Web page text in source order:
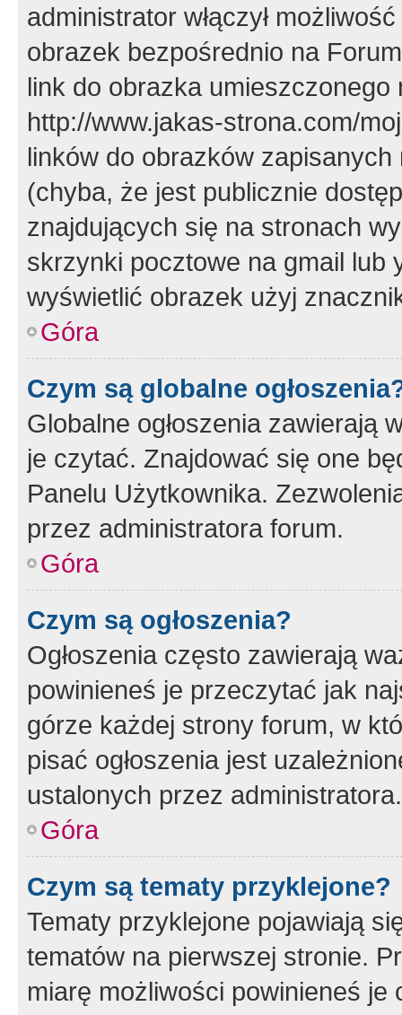
administrator włączył
obrazek bezpośrednio na
link do obrazka
http://www.jakas-strona.com/
linków do obrazków
(chyba, że jest publicznie
znajdujących się na stronach
skrzynki pocztowe na gmail lub
wyświetlić obrazek użyj
Góra
Czym są globalne
Globalne ogłoszenia zawierają
je czytać. Znajdować się one
Panelu Użytkownika.
przez administratora forum.
Góra
Czym są ogłoszenia?
Ogłoszenia często zawierają
powinieneś je przeczytać jak
górze każdej strony forum, w
pisać ogłoszenia jest
ustalonych przez administratora.
Góra
Czym są tematy przyklejone?
Tematy przyklejone pojawiają
tematów na pierwszej stronie.
miarę możliwości powinieneś je